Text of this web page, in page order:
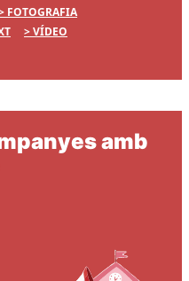
FOTOGRAFIA
VÍDEO
amb